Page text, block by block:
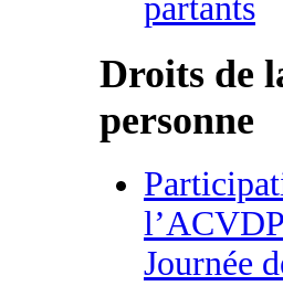
partants
Droits de
personne
Journée